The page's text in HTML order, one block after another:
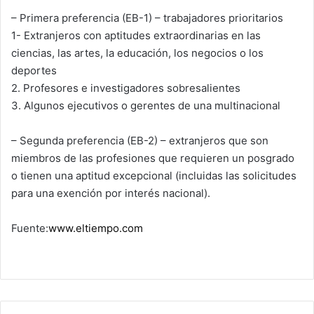
– Primera preferencia (EB-1) – trabajadores prioritarios
1- Extranjeros con aptitudes extraordinarias en las
ciencias, las artes, la educación, los negocios o los
deportes
2. Profesores e investigadores sobresalientes
3. Algunos ejecutivos o gerentes de una multinacional
– Segunda preferencia (EB-2) – extranjeros que son
miembros de las profesiones que requieren un posgrado
o tienen una aptitud excepcional (incluidas las solicitudes
para una exención por interés nacional).
Fuente:www.eltiempo.com